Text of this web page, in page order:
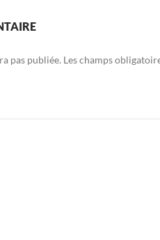
pas publiée. Les champs